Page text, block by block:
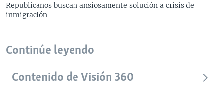
Republicanos buscan ansiosamente solución a crisis de
inmigración
Continúe leyendo
Contenido de Visión 360